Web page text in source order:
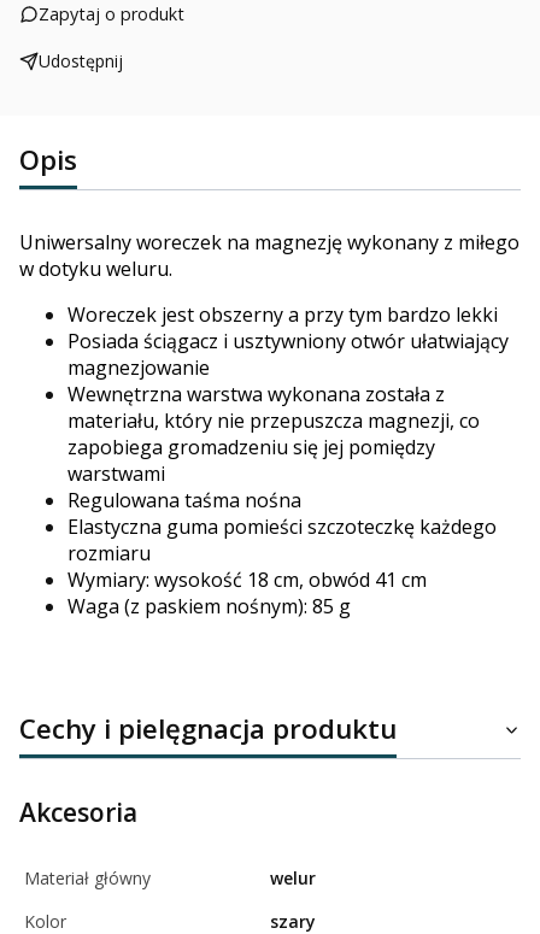
Zapytaj o produkt
Udostępnij
Opis
Uniwersalny woreczek na magnezję wykonany z miłego
w dotyku weluru.
Woreczek jest obszerny a przy tym bardzo lekki
Posiada ściągacz i usztywniony otwór ułatwiający
magnezjowanie
Wewnętrzna warstwa wykonana została z
materiału, który nie przepuszcza magnezji, co
zapobiega gromadzeniu się jej pomiędzy
warstwami
Regulowana taśma nośna
Elastyczna guma pomieści szczoteczkę każdego
rozmiaru
Wymiary: wysokość 18 cm, obwód 41 cm
Waga (z paskiem nośnym): 85 g
Cechy i pielęgnacja produktu
Akcesoria
Materiał główny
welur
Kolor
szary